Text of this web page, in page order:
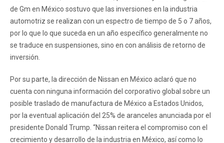
de Gm en México sostuvo que las inversiones en la industria
automotriz se realizan con un espectro de tiempo de 5 o 7 años,
por lo que lo que suceda en un año específico generalmente no
se traduce en suspensiones, sino en con análisis de retorno de
inversión.
Por su parte, la dirección de Nissan en México aclaró que no
cuenta con ninguna información del corporativo global sobre un
posible traslado de manufactura de México a Estados Unidos,
por la eventual aplicación del 25% de aranceles anunciada por el
presidente Donald Trump. “Nissan reitera el compromiso con el
crecimiento y desarrollo de la industria en México, así como lo